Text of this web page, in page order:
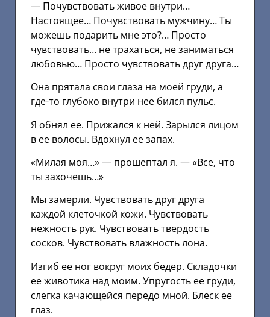
— Почувствовать живое внутри…
Настоящее… Почувствовать мужчину… Ты
можешь подарить мне это?… Просто
чувствовать… не трахаться, не заниматься
любовью… Просто чувствовать друг друга…
Она прятала свои глаза на моей груди, а
где-то глубоко внутри нее бился пульс.
Я обнял ее. Прижался к ней. Зарылся лицом
в ее волосы. Вдохнул ее запах.
«Милая моя…» — прошептал я. — «Все, что
ты захочешь…»
Мы замерли. Чувствовать друг друга
каждой клеточкой кожи. Чувствовать
нежность рук. Чувствовать твердость
сосков. Чувствовать влажность лона.
Изгиб ее ног вокруг моих бедер. Складочки
ее животика над моим. Упругость ее груди,
слегка качающейся передо мной. Блеск ее
глаз.